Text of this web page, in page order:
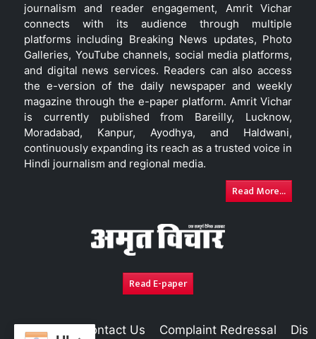
journalism and reader engagement, Amrit Vichar
connects with its audience through multiple
platforms including Breaking News updates, Photo
Galleries, YouTube channels, social media platforms,
and digital news services. Readers can also access
the e-version of the daily newspaper and weekly
magazine through the e-paper platform. Amrit Vichar
is currently published from Bareilly, Lucknow,
Moradabad, Kanpur, Ayodhya, and Haldwani,
continuously expanding its reach as a trusted voice in
Hindi journalism and regional media.
Read More...
Read E-paper
About Us Contact Us Complaint Redressal